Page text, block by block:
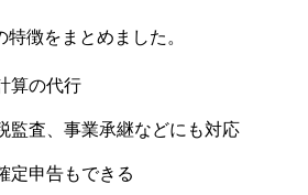
徴をまとめました。
算の代行
監査、事業承継などにも対応
定申告もできる